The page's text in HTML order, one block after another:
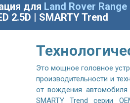
для Land Rover
2.5D | SMARTY Trend
Это мощное головное
производительности и
от вождения
SMARTY Trend серии